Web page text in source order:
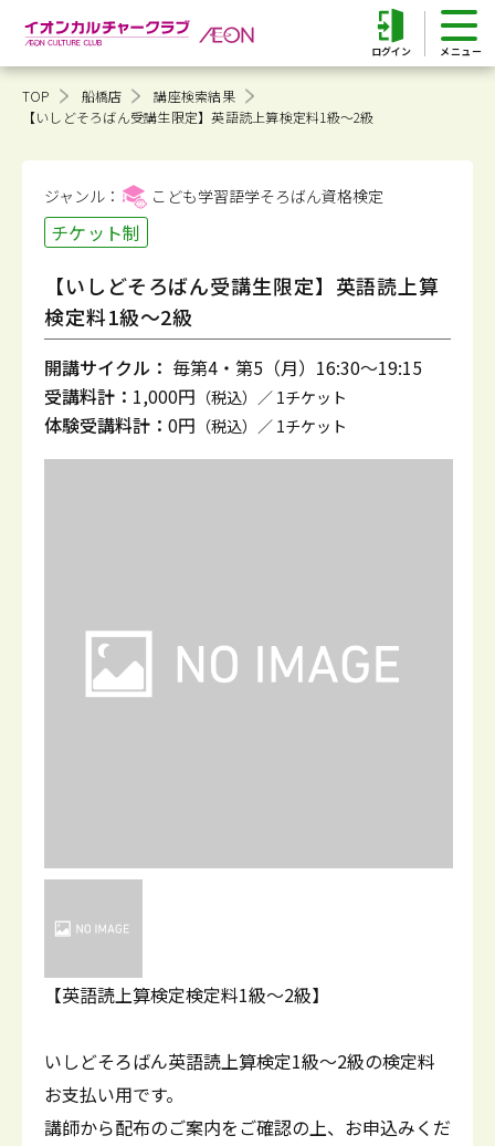
ログイン
TOP 船橋店
講座検索結果
【いしどそろばん受講生限定】英語読上算検定料1級～2級
ジャンル： こども学習語学そろばん資格検定
チケット制
【いしどそろばん受講生限定】英語読上算
検定料1級～2級
開講サイクル： 毎第4・第5（月）16:30～19:15
受講料計： 1,000円 （税込）／ 1チケット
体験受講料計： 0円 （税込）／ 1チケット
【英語読上算検定検定料1級～2級】
いしどそろばん英語読上算検定1級～2級の検定料
お支払い用です。
講師から配布のご案内をご確認の上、お申込みくだ